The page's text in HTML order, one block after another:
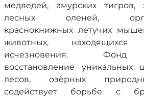
медведей, амурских тигров,
лесных оленей,
краснокнижных летучих
животных,
исчезновения. Фонд
восстановление уникальных
лесов, озёрных
содействует борьбе с